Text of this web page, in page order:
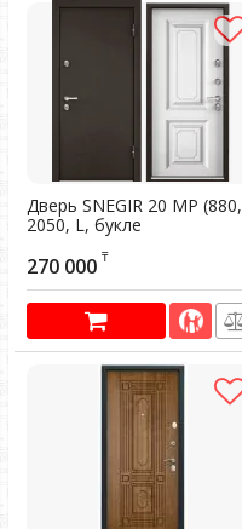
Дверь SNEGIR 20 MP (880,
2050, L, букле
коричневый,-, КТ Белый
S20-02, хром, НАКЛ,РУСТ-)
Артикул: 200366
270 000 ₸